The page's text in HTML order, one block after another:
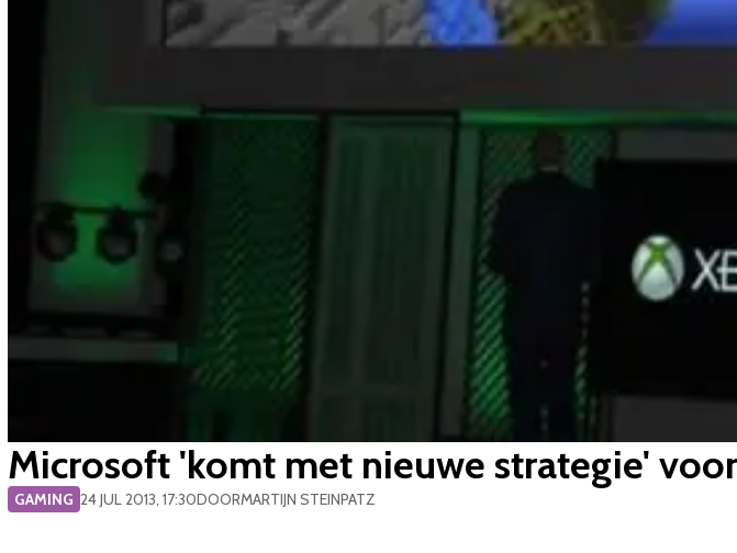
Microsoft 'komt met nieuwe strategie'
GAMING 24 JUL 2013, 17:30DOORMARTIJN STEINPATZ